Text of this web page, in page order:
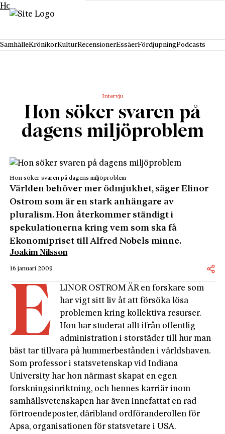
Hoppa till innehåll
SamhälleKrönikorKulturRecensionerEssäerFördjupningPodcasts
Intervju
Hon söker svaren på
dagens miljöproblem
Hon söker svaren på dagens miljöproblem
Världen behöver mer ödmjukhet, säger Elinor
Ostrom som är en stark anhängare av
pluralism. Hon återkommer ständigt i
spekulationerna kring vem som ska få
Ekonomipriset till Alfred Nobels minne.
Joakim Nilsson
16 januari 2009
E
LINOR OSTROM ÄR en forskare som
har vigt sitt liv åt att försöka lösa
problemen kring kollektiva resurser.
Hon har studerat allt ifrån offentlig
administration i storstäder till hur man
bäst tar tillvara på hummerbestånden i världshaven.
Som professor i statsvetenskap vid Indiana
University har hon närmast skapat en egen
forskningsinriktning, och hennes karriär inom
samhällsvetenskapen har även innefattat en rad
förtroendeposter, däribland ordföranderollen för
Apsa, organisationen för statsvetare i USA.